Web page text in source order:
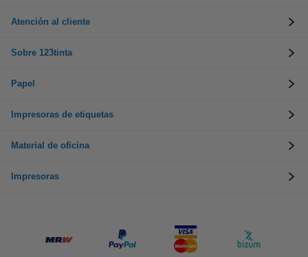
Atención al cliente
Sobre 123tinta
Papel
Impresoras de etiquetas
Material de oficina
Impresoras